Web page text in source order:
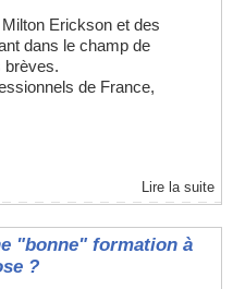
Erickson et des
dans le champ de
brèves.
de France,
Lire la suite
"bonne" formation à
?